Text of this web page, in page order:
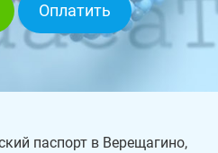
Оплатить
паспорт в Верещагино,